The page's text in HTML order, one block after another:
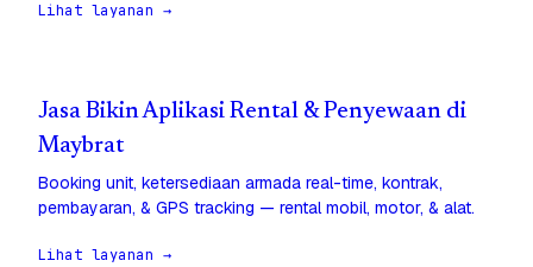
Lihat layanan →
Jasa Bikin Aplikasi Rental & Penyewaan di
Maybrat
Booking unit, ketersediaan armada real-time, kontrak,
pembayaran, & GPS tracking — rental mobil, motor, & alat.
Lihat layanan →